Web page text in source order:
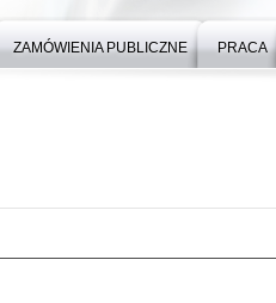
ZAMÓWIENIA PUBLICZNE PRACA